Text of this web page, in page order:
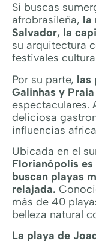
Si buscas
afrobrasileña, la
Salvador, la
su arquitectura
festivales
Por su parte, las
Galinhas y
espectaculares.
deliciosa
influencias
Ubicada en el
Florianópolis
buscan playas
relajada.
más de 40
belleza natural
La playa de